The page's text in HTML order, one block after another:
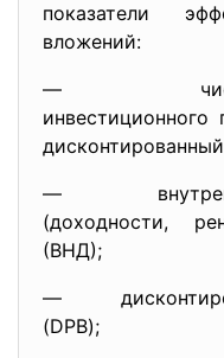
показатели
вложений:
— чистая
— внутренняя
(доходности,
(ВНД);
—
(DPB);